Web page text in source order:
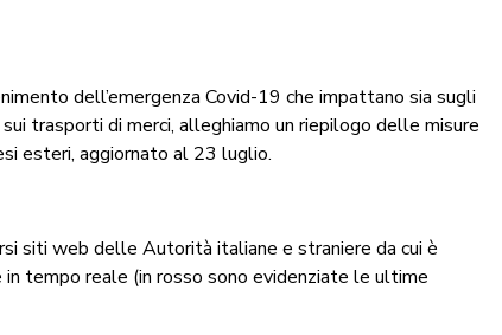
dell’emergenza Covid-19 che impattano sia sugli
trasporti di merci, alleghiamo un riepilogo delle misure
esteri, aggiornato al 23 luglio.
siti web delle Autorità italiane e straniere da cui è
tempo reale (in rosso sono evidenziate le ultime